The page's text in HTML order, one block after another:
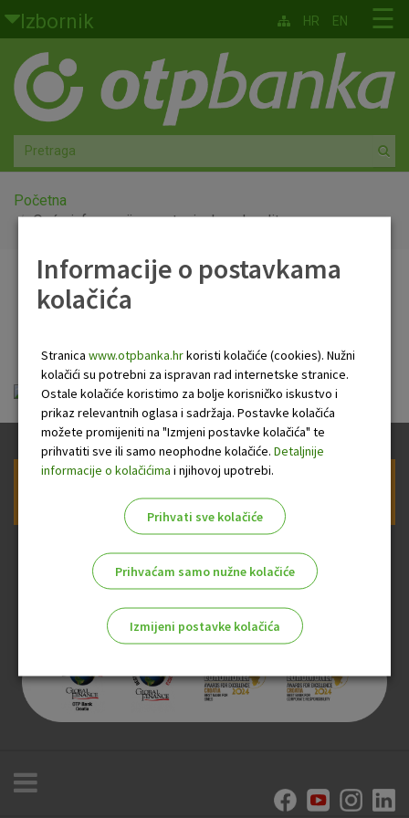
Skoči na glavni sadržaj
Izbornik
Građani
Privatno bankarstvo
Agro
Mala poduzeća i obrtnici
Globalna tržišta
O nama
☰
HR EN
Početna
Opće informacije o gotovinskom kreditu
Opće informacije o
Opće informacije o gotovinskom kreditu.pdf
Informacije o postavkama
kolačića
Stranica www.otpbanka.hrkoristi kolačiće (cookies). Nužni
kolačići su potrebni za ispravan rad internetske stranice.
Ostale kolačiće koristimo za bolje korisničko iskustvo i
prikaz relevantnih oglasa i sadržaja. Postavke kolačića
možete promijeniti na "Izmjeni postavke kolačića" te
prihvatiti sve ili samo neophodne kolačiće. Detaljnije
informacije o kolačićima i njihovoj upotrebi.
Prihvati sve kolačiće
Prihvaćam samo nužne kolačiće
Izmijeni postavke kolačića
Nužni kolačići
Analitički kolačići